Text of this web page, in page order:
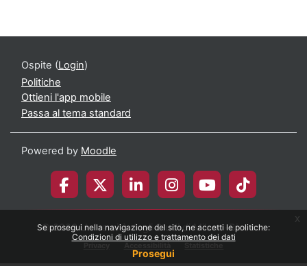
Se prosegui nella navigazione del sito, ne accetti le politiche:
Condizioni di utilizzo e trattamento dei dati
Prosegui
x
Ospite (Login)
Politiche
Ottieni l'app mobile
Passa al tema standard
Powered by Moodle
© 2026 Università degli Studi di Milano-Bicocca